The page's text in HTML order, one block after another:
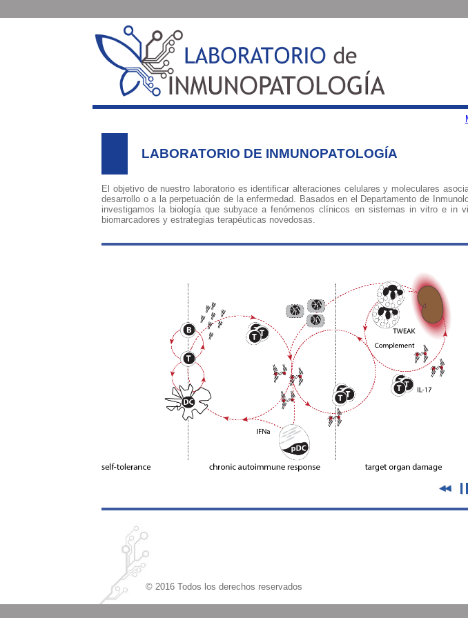
LABORATORIO DE INMUNOPATOLOGÍA
El objetivo de nuestro laboratorio es identificar alteraciones celulares y moleculares
desarrollo o a la perpetuación de la enfermedad. Basados en el Departamento de
investigamos la biología que subyace a fenómenos clínicos en sistemas in vitro e in
biomarcadores y estrategias terapéuticas novedosas.
© 2016 Todos los derechos reservados